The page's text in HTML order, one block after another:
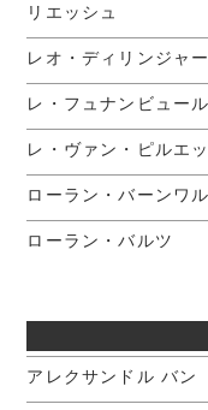
リエッシュ
レオ・ディリンジャー
レ・フュナンビュール
レ・ヴァン・ピルエッ
ローラン・バーンワル
ローラン・バルツ
アレクサンドル バン